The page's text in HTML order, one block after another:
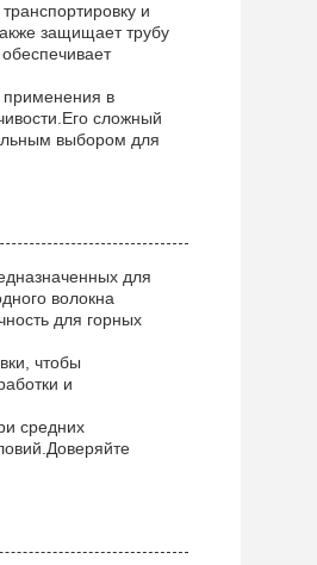
и
защищает трубу
применения в
сложный
выбором для
для
волокна
для горных
чтобы
и
средних